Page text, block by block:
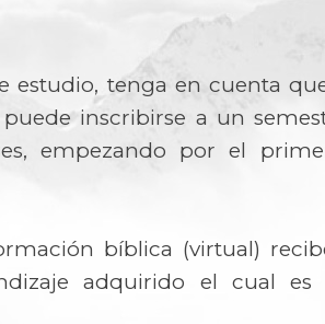
estudio, tenga en cuenta
inscribirse a un
empezando por el
bíblica (virtual)
adquirido el cual es